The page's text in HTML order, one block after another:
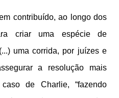
contribuído, ao longo dos
criar uma espécie de
uma corrida, por juízes e
a resolução mais
de Charlie, “fazendo